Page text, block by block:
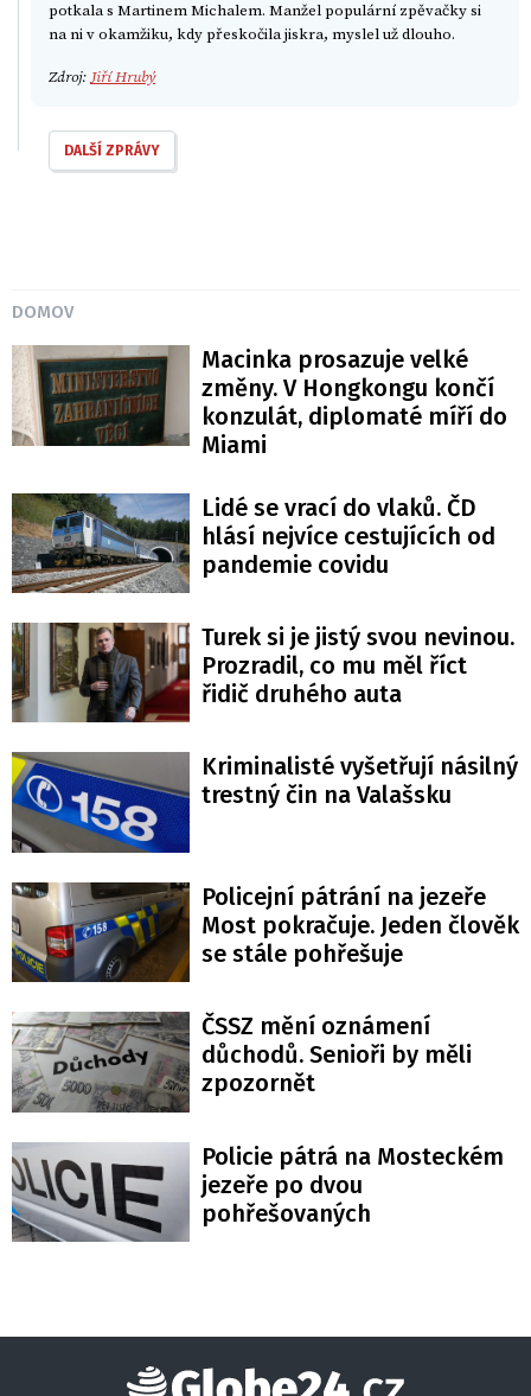
potkala s Martinem Michalem. Manžel populární zpěvačky si
na ni v okamžiku, kdy přeskočila jiskra, myslel už dlouho.
Zdroj:Jiří Hrubý
DALŠÍ ZPRÁVY
DOMOV
Macinka prosazuje velké
změny. V Hongkongu končí
konzulát, diplomaté míří do
Miami
Lidé se vrací do vlaků. ČD
hlásí nejvíce cestujících od
pandemie covidu
Turek si je jistý svou nevinou.
Prozradil, co mu měl říct
řidič druhého auta
Kriminalisté vyšetřují násilný
trestný čin na Valašsku
Policejní pátrání na jezeře
Most pokračuje. Jeden člověk
se stále pohřešuje
ČSSZ mění oznámení
důchodů. Senioři by měli
zpozornět
Policie pátrá na Mosteckém
jezeře po dvou
pohřešovaných
Globe24